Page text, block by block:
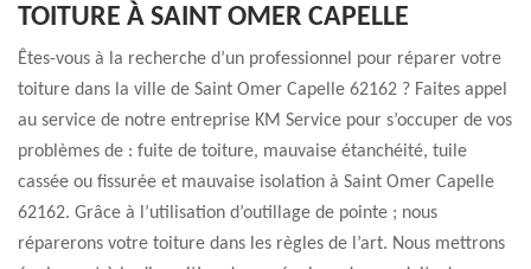
TOITURE À SAINT OMER CAPELLE
Êtes-vous à la recherche d’un professionnel pour réparer votre
toiture dans la ville de Saint Omer Capelle 62162 ? Faites appel
au service de notre entreprise KM Service pour s’occuper de vos
problèmes de : fuite de toiture, mauvaise étanchéité, tuile
cassée ou fissurée et mauvaise isolation à Saint Omer Capelle
62162. Grâce à l’utilisation d’outillage de pointe ; nous
réparerons votre toiture dans les règles de l’art. Nous mettrons